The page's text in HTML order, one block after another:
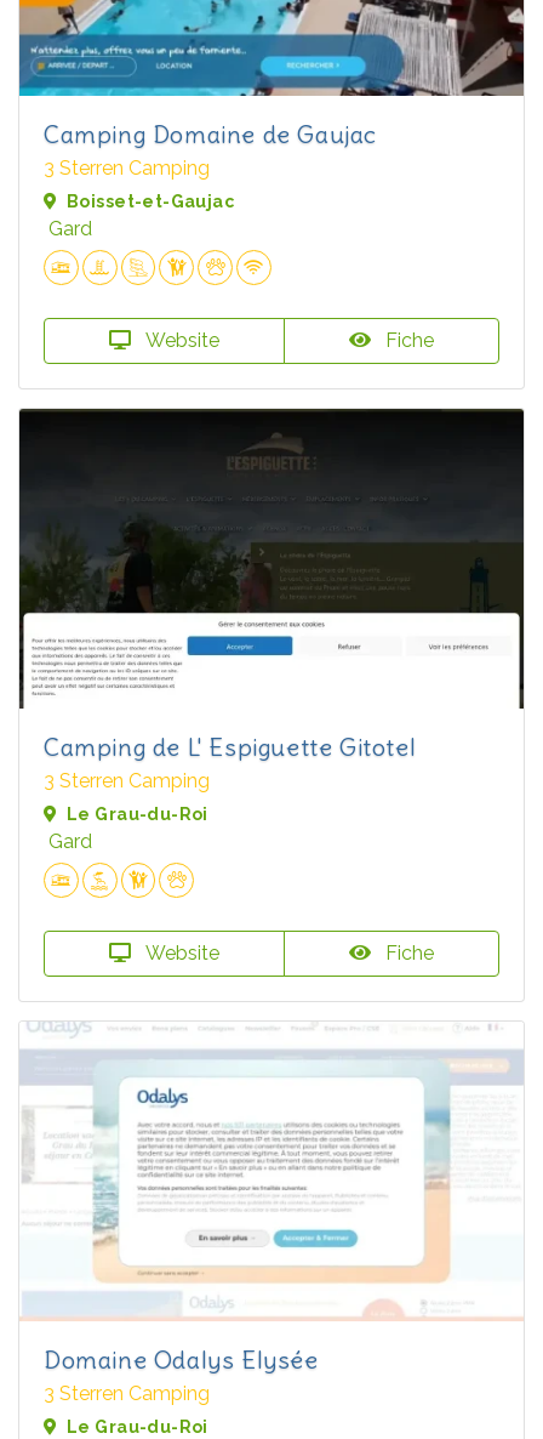
Camping Domaine de Gaujac
3 Sterren Camping
Boisset-et-Gaujac
Gard
Website Fiche
Camping de L' Espiguette Gitotel
3 Sterren Camping
Le Grau-du-Roi
Gard
Website Fiche
Domaine Odalys Elysée
3 Sterren Camping
Le Grau-du-Roi